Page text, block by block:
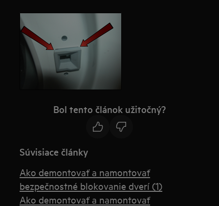
Bol tento článok užitočný?
Súvisiace články
Ako demontovať a namontovať
bezpečnostné blokovanie dverí (1)
Ako demontovať a namontovať